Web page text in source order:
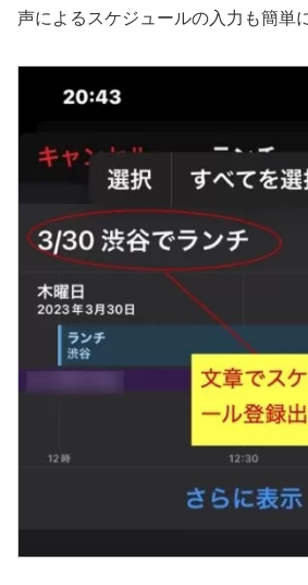
声によるスケジュールの入力も簡単